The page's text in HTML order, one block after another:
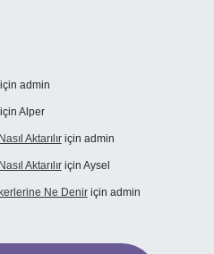
admin
Alper
Aktarılıriçin admin
Aktarılıriçin Aysel
Ne Deniriçin admin